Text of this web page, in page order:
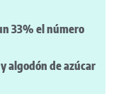
33% el número
algodón de azúcar